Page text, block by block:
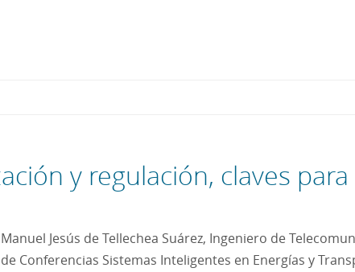
y regulación, claves
Manuel Jesús de Tellechea Suárez, Ingeniero de
de Conferencias Sistemas Inteligentes en Energías y